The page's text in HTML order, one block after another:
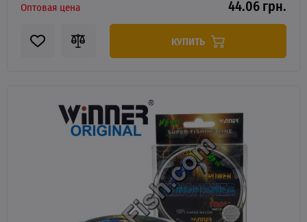
Оптовая цена 44.06 грн.
КУПИТЬ